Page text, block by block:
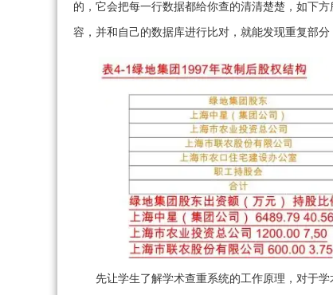
的，它会把每一行数据都给你查的清清楚楚，如下
容，并和自己的数据库进行比对，就能发现重复部
先让学生了解学术查重系统的工作原理，对于